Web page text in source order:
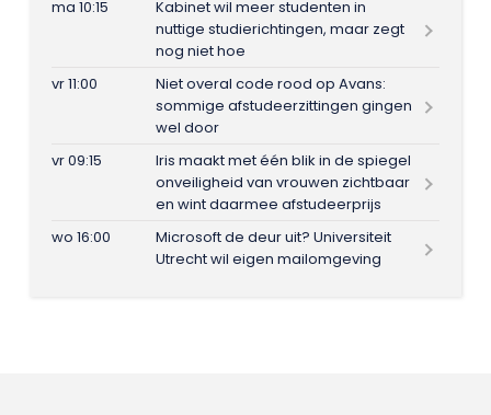
ma 10:15
Kabinet wil meer studenten in
nuttige studierichtingen, maar zegt
nog niet hoe
vr 11:00
Niet overal code rood op Avans:
sommige afstudeerzittingen gingen
wel door
vr 09:15
Iris maakt met één blik in de spiegel
onveiligheid van vrouwen zichtbaar
en wint daarmee afstudeerprijs
wo 16:00
Microsoft de deur uit? Universiteit
Utrecht wil eigen mailomgeving